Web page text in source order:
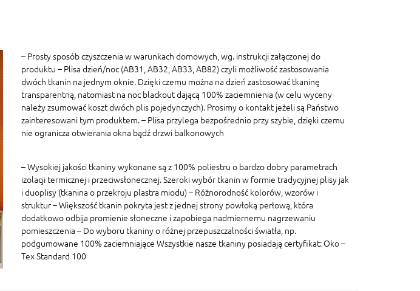
– Prosty sposób czyszczenia w warunkach domowych, wg. instrukcji załączonej do
produktu – Plisa dzień/noc (AB31, AB32, AB33, AB82) czyli możliwość zastosowania
dwóch tkanin na jednym oknie. Dzięki czemu można na dzień zastosować tkaninę
transparentną, natomiast na noc blackout dającą 100% zaciemnienia (w celu wyceny
należy zsumować koszt dwóch plis pojedynczych). Prosimy o kontakt jeżeli są Państwo
zainteresowani tym produktem. – Plisa przylega bezpośrednio przy szybie, dzięki czemu
nie ogranicza otwierania okna bądź drzwi balkonowych
– Wysokiej jakości tkaniny wykonane są z 100% poliestru o bardzo dobry parametrach
izolacji termicznej i przeciwsłonecznej. Szeroki wybór tkanin w formie tradycyjnej plisy jak
i duoplisy (tkanina o przekroju plastra miodu) – Różnorodność kolorów, wzorów i
struktur – Większość tkanin pokryta jest z jednej strony powłoką perłową, która
dodatkowo odbija promienie słoneczne i zapobiega nadmiernemu nagrzewaniu
pomieszczenia – Do wyboru tkaniny o różnej przepuszczalności światła, np.
podgumowane 100% zaciemniające Wszystkie nasze tkaniny posiadają certyfikat: Oko –
Tex Standard 100